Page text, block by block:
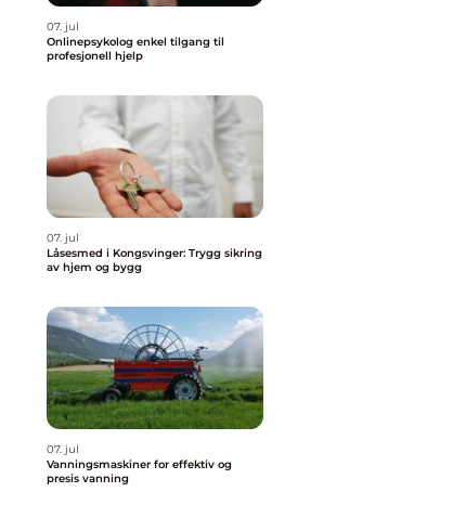
07. jul
Onlinepsykolog enkel tilgang til
profesjonell hjelp
07. jul
Låsesmed i Kongsvinger: Trygg sikring
av hjem og bygg
07. jul
Vanningsmaskiner for effektiv og
presis vanning